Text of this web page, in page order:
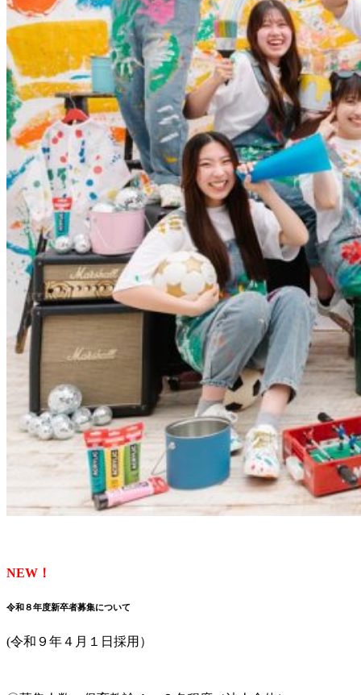
NEW！
令和８年度新卒者募集について
(令和９年４月１日採用）